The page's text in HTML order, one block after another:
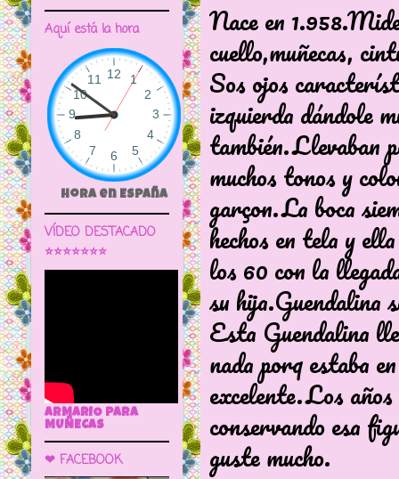
Nace en
cuello,muñecas,
Sos ojos
izquierda dándole
también.Llevaban
muchos tonos y
garçon.La boca
hechos en tela y
los 60 con la
su hija.Guendalina
Esta Guendalina
nada porq estaba
excelente.Los
conservando esa
guste mucho.
Aquí está la hora
Hora en España
VÍDEO DESTACADO
⭐⭐⭐⭐⭐⭐⭐
ARMARIO PARA
MUÑECAS
❤ FACEBOOK